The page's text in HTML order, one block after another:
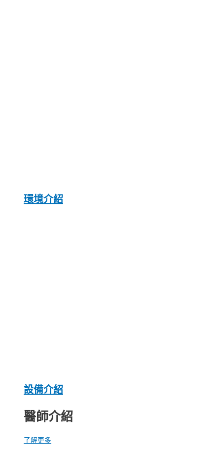
環境介紹
設備介紹
醫師介紹
了解更多